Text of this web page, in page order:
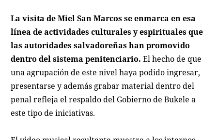
La visita de Miel San Marcos se enmarca en esa
línea de actividades culturales y espirituales que
las autoridades salvadoreñas han promovido
dentro del sistema penitenciario. El hecho de que
una agrupación de este nivel haya podido ingresar,
presentarse y además grabar material dentro del
penal refleja el respaldo del Gobierno de Bukele a
este tipo de iniciativas.